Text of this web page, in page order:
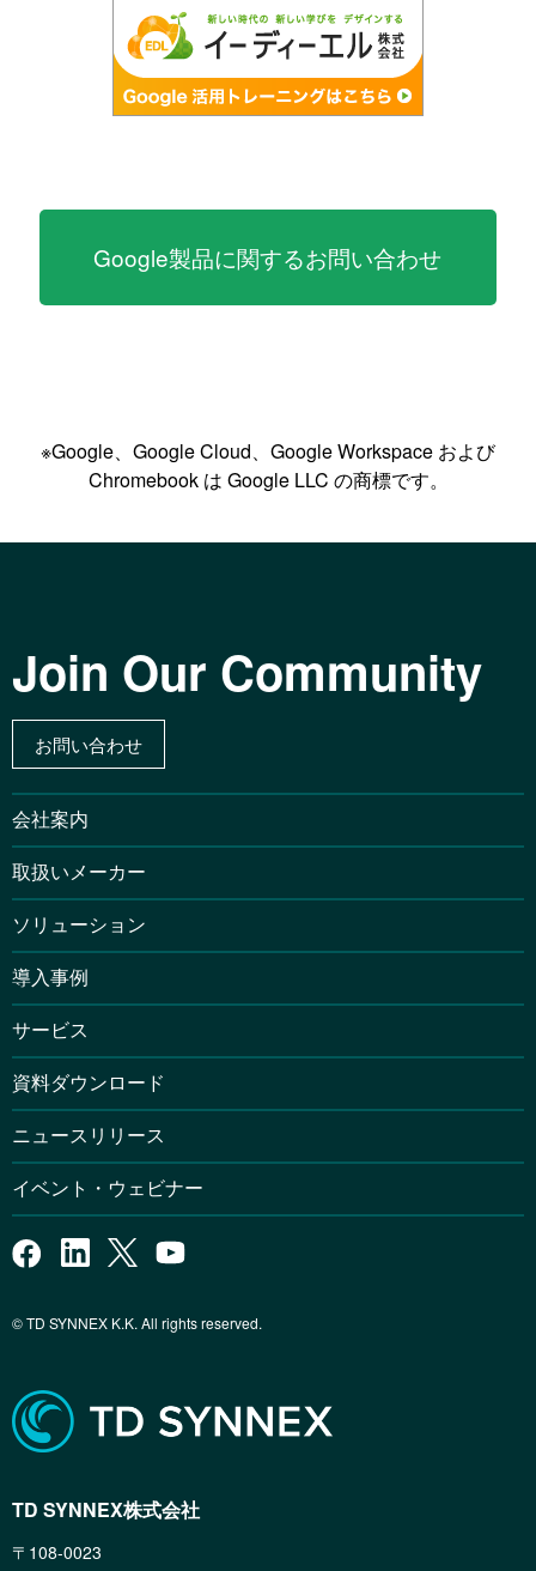
Google製品に関するお問い合わせ
※Google、Google Cloud、Google Workspace および
Chromebook は Google LLC の商標です。
Join Our Community
お問い合わせ
会社案内
取扱いメーカー
ソリューション
導入事例
サービス
資料ダウンロード
ニュースリリース
イベント・ウェビナー
© TD SYNNEX K.K. All rights reserved.
TD SYNNEX株式会社
〒108-0023